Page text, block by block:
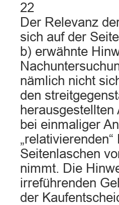
22
Der Relevanz
sich auf der
b) erwähnte
nämlich nicht
den
bei einmaliger
Seitenlaschen
nimmt. Die
irreführenden
der